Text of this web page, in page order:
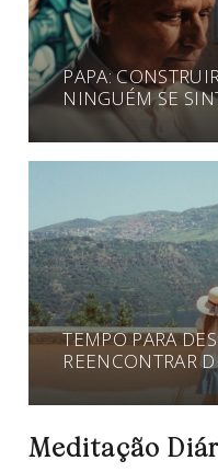
PAPA:
NINGUÉM SE
TEMPO PARA
REENCONTRAR
Meditação